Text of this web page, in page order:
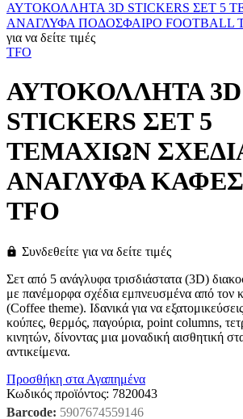
ΑΥΤΟΚΟΛΛΗΤΑ 3D STICKERS ΣΕΤ 5
ΑΝΑΓΛΥΦΑ ΠΟΔΟΣΦΑΙΡΟ FOOTBALL
για να δείτε τιμές
TFO
ΑΥΤΟΚΟΛΛΗΤΑ 3D
STICKERS ΣΕΤ 5
ΤΕΜΑΧΙΩΝ
ΑΝΑΓΛΥΦΑ ΚΑΦΕΣ
TFO
Συνδεθείτε για να δείτε τιμές
Σετ από 5 ανάγλυφα τρισδιάστατα (3D)
με πανέμορφα σχέδια εμπνευσμένα από τον
(Coffee theme). Ιδανικά για να
κούπες, θερμός, παγούρια, point columns,
κινητών, δίνοντας μια μοναδική αισθητική
αντικείμενα.
Προσθήκη στα Αγαπημένα
Κωδικός προϊόντος: 7820043
Barcode: 5907674559146